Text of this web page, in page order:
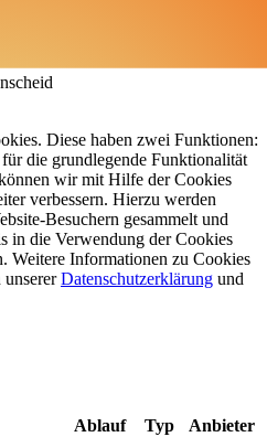
Diese haben zwei Funktionen:
die grundlegende Funktionalität
wir mit Hilfe der Cookies
verbessern. Hierzu werden
Besuchern gesammelt und
in die Verwendung der Cookies
Weitere Informationen zu Cookies
unsererDatenschutzerklärung und
Ablauf Typ
Anbieter